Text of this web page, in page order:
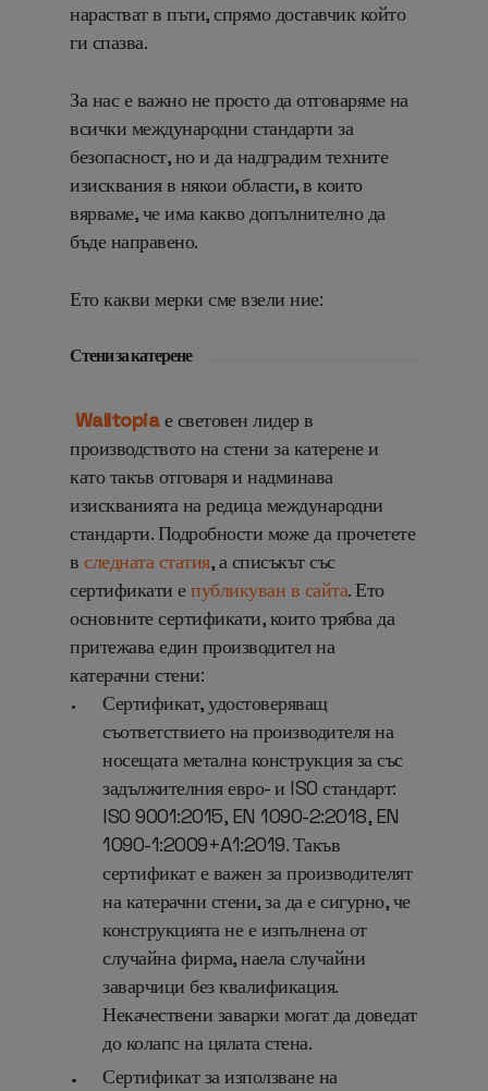
нарастват в пъти, спрямо доставчик който
ги спазва.
За нас е важно не просто да отговаряме на
всички международни стандарти за
безопасност, но и да надградим техните
изисквания в някои области, в които
вярваме, че има какво допълнително да
бъде направено.
Ето какви мерки сме взели ние:
Стени за катерене
Walltopia е световен лидер в
производството на стени за катерене и
като такъв отговаря и надминава
изискванията на редица международни
стандарти. Подробности може да прочетете
вследната статия, а списъкът със
сертификати епубликуван в сайта. Ето
основните сертификати, които трябва да
притежава един производител на
катерачни стени:
Сертификат,удостоверяващ
съответствието на производителя на
носещата метална конструкция за със
задължителния евро- и ISO стандарт:
ISO 9001:2015, EN 1090-2:2018, EN
1090-1:2009+A1:2019. Такъв
сертификат е важен за производителят
на катерачни стени, за да е сигурно, че
конструкцията не е изпълнена от
случайна фирма, наела случайни
заварчици без квалификация.
Некачествени заварки могат да доведат
до колапс на цялата стена.
Сертификат за използване на